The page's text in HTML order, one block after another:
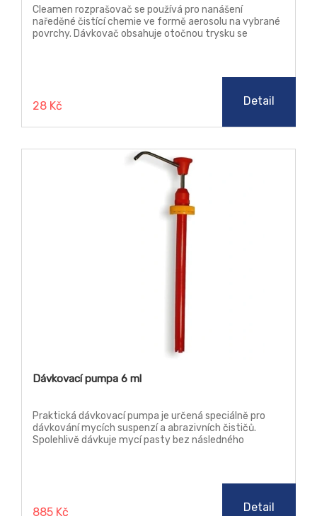
Cleamen rozprašovač se používá pro nanášení
naředěné čistící chemie ve formě aerosolu na vybrané
povrchy. Dávkovač obsahuje otočnou trysku se
28 Kč Detail
Dávkovací pumpa 6 ml
Praktická dávkovací pumpa je určená speciálně pro
dávkování mycích suspenzí a abrazivních čističů.
Spolehlivě dávkuje mycí pasty bez následného
885 Kč Detail